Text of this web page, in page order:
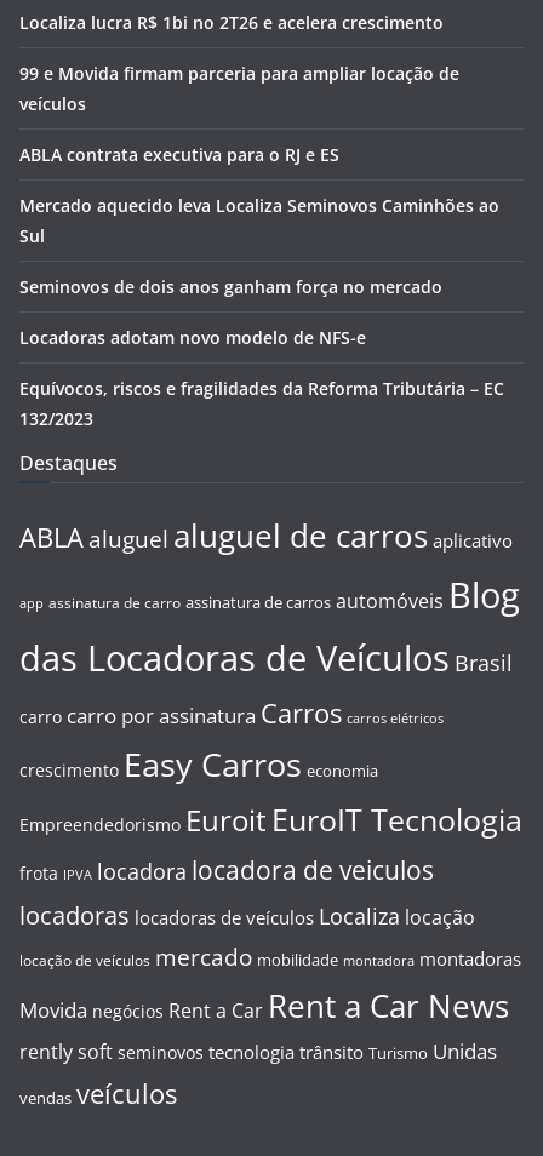
Localiza lucra R$ 1bi no 2T26 e acelera crescimento
99 e Movida firmam parceria para ampliar locação de
veículos
ABLA contrata executiva para o RJ e ES
Mercado aquecido leva Localiza Seminovos Caminhões ao
Sul
Seminovos de dois anos ganham força no mercado
Locadoras adotam novo modelo de NFS-e
Equívocos, riscos e fragilidades da Reforma Tributária – EC
132/2023
Destaques
ABLA aluguel aluguel de carros aplicativo
app assinatura de carro assinatura de carros automóveis Blog
das Locadoras de Veículos Brasil
carro carro por assinatura Carros carros elétricos
crescimento Easy Carros economia
Empreendedorismo Euroit EuroIT Tecnologia
frota IPVA locadora locadora de veiculos
locadoras locadoras de veículos Localiza locação
locação de veículos mercado mobilidade montadora montadoras
Movida negócios Rent a Car Rent a Car News
rently soft seminovos tecnologia trânsito Turismo Unidas
vendas veículos